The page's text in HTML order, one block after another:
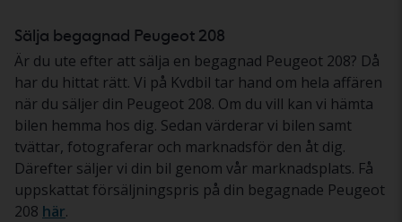
Sälja begagnad Peugeot 208
Är du ute efter att sälja en begagnad Peugeot 208? Då
har du hittat rätt. Vi på Kvdbil tar hand om hela affären
när du säljer din Peugeot 208. Om du vill kan vi hämta
bilen hemma hos dig. Sedan värderar vi bilen samt
tvättar, fotograferar och marknadsför den åt dig.
Därefter säljer vi din bil genom vår marknadsplats. Få
uppskattat försäljningspris på din begagnade Peugeot
208 här.